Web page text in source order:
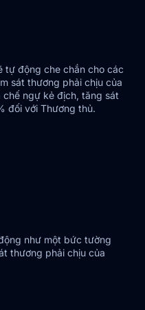
tự động che chắn cho các
sát thương phải chịu của
ngự kẻ địch, tăng sát
đối với Thương thủ.
như một bức tường
thương phải chịu của